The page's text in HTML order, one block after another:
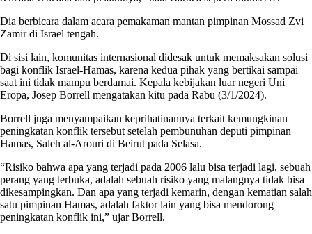
Dia berbicara dalam acara pemakaman mantan pimpinan Mossad Zvi
Zamir di Israel tengah.
Di sisi lain, komunitas internasional didesak untuk memaksakan solusi
bagi konflik Israel-Hamas, karena kedua pihak yang bertikai sampai
saat ini tidak mampu berdamai. Kepala kebijakan luar negeri Uni
Eropa, Josep Borrell mengatakan kitu pada Rabu (3/1/2024).
Borrell juga menyampaikan keprihatinannya terkait kemungkinan
peningkatan konflik tersebut setelah pembunuhan deputi pimpinan
Hamas, Saleh al-Arouri di Beirut pada Selasa.
“Risiko bahwa apa yang terjadi pada 2006 lalu bisa terjadi lagi, sebuah
perang yang terbuka, adalah sebuah risiko yang malangnya tidak bisa
dikesampingkan. Dan apa yang terjadi kemarin, dengan kematian salah
satu pimpinan Hamas, adalah faktor lain yang bisa mendorong
peningkatan konflik ini,” ujar Borrell.